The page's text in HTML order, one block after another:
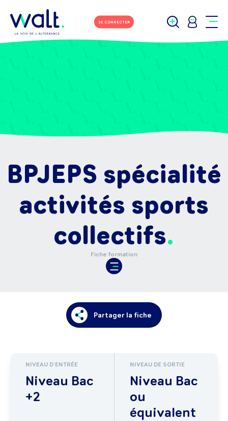
SE CONNECTER
BPJEPS spécialité
activités sports
collectifs
Fiche formation
Partager la fiche
NIVEAU D'ENTRÉE
Niveau Bac
+2
NIVEAU DE SORTIE
Niveau Bac
ou
équivalent